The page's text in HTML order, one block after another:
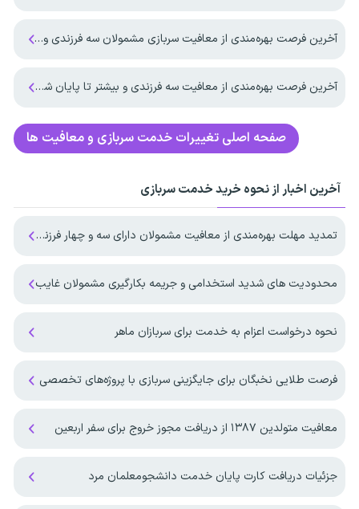
آخرین فرصت بهره‌مندی از معافیت سربازی مشمولان سه فرزندی و بیشتر تا پایان شهریور ماه ۱۴۰۵
آخرین فرصت بهره‌مندی از معافیت سه فرزندی و بیشتر تا پایان شهریورماه
صفحه اصلی تغییرات خدمت سربازی و معافیت ها
آخرین اخبار از نحوه خرید خدمت سربازی
تمدید مهلت بهره‌مندی از معافیت مشمولان دارای سه و چهار فرزند تا پایان ۱۴۰۷
محدودیت های شدید استخدامی و جریمه بکارگیری مشمولان غایب
نحوه درخواست اعزام به خدمت برای سربازان ماهر
فرصت طلایی نخبگان برای جایگزینی سربازی با پروژه‌های تخصصی
معافیت متولدین ۱۳۸۷ از دریافت مجوز خروج برای سفر اربعین
جزئیات دریافت کارت پایان خدمت دانشجومعلمان مرد